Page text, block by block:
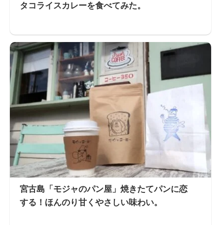
タコライスカレーを食べてみた。
宮古島「モジャのパン屋」焼きたてパンに恋
する！ほんのり甘くやさしい味わい。